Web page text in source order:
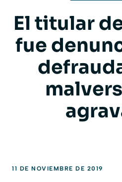
El titular
fue
11 DE NOVIEMBRE DE 2019